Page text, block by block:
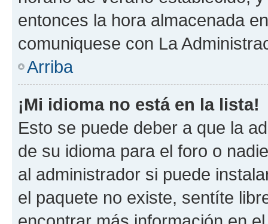
entonces la hora almacenada
comuniquese con La
Arriba
¡Mi idioma no está en la lista!
Esto se puede deber a que la
de su idioma para el foro o
al administrador si puede
el paquete no existe, sentíte